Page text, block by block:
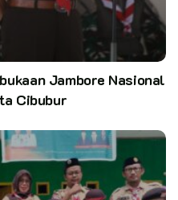
tim giat, satu tim giat
untuk memantau dan
pemugaran rumah
Green Scout Innovation
Innovation Challenge dan
Kwarcab Kota Madiun
Jambore Nasional
Cibubur